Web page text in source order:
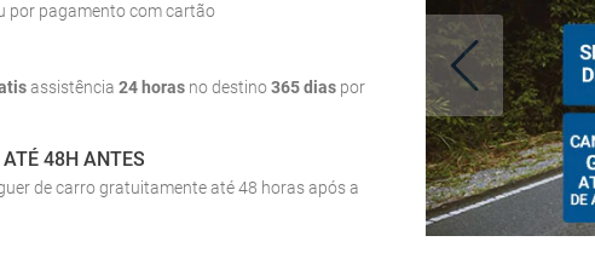
por pagamento com cartão
assistência 24 horas no destino365 dias por
48H ANTES
de carro gratuitamente até 48 horas após a